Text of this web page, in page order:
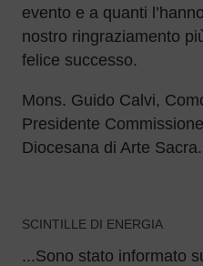
evento e a quanti
nostro ringraziamento
felice successo.
Mons. Guido Calvi,
Presidente Commissione
Diocesana di Arte Sacra.
SCINTILLE DI ENERGIA
...Sono stato informato